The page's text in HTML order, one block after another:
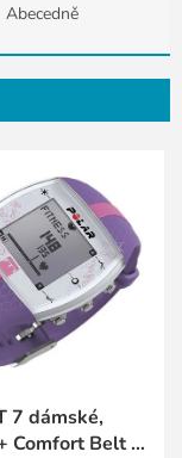
Abecedně
7 dámské,
Comfort Belt s